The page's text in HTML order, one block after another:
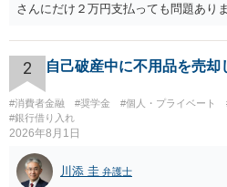
さんにだけ２万円支払っても問題ありま
2 自己破産中に不用品を売却
#消費者金融 #奨学金 #個人・プライベート
#銀行借り入れ
2026年8月1日
川添 圭 弁護士